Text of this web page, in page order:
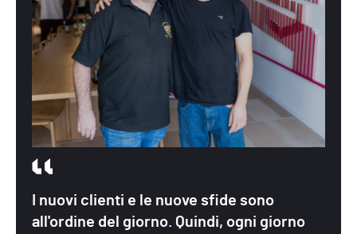
I nuovi clienti e le nuove sfide sono
all'ordine del giorno. Quindi, ogni giorno